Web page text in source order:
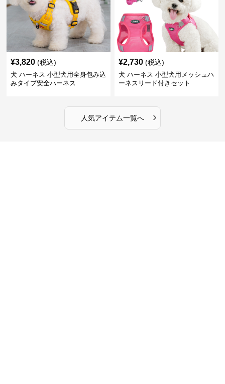
¥3,820 (税込)
犬 ハーネス 小型犬用全身包み込
みタイプ安全ハーネス
¥2,730 (税込)
犬 ハーネス 小型犬用メッシュハ
ーネスリード付きセット
人気アイテム一覧へ ›